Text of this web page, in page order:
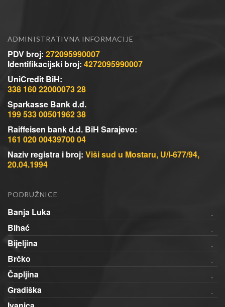
ADMINISTRATIVNA INFORMACIJE
PDV broj: 272095990007
Identifikacijski broj: 4272095990007
UniCredit BiH:
338 160 22000073 28
Sparkasse Bank d.d.
199 533 00501962 38
Raiffeisen bank d.d. BiH Sarajevo:
161 020 00439700 04
Naziv registra i broj: Viši sud u Mostaru, U/I-677/94,
20.04.1994
PODRUŽNICE
Banja Luka
Bihać
Bijeljina
Brčko
Čapljina
Gradiška